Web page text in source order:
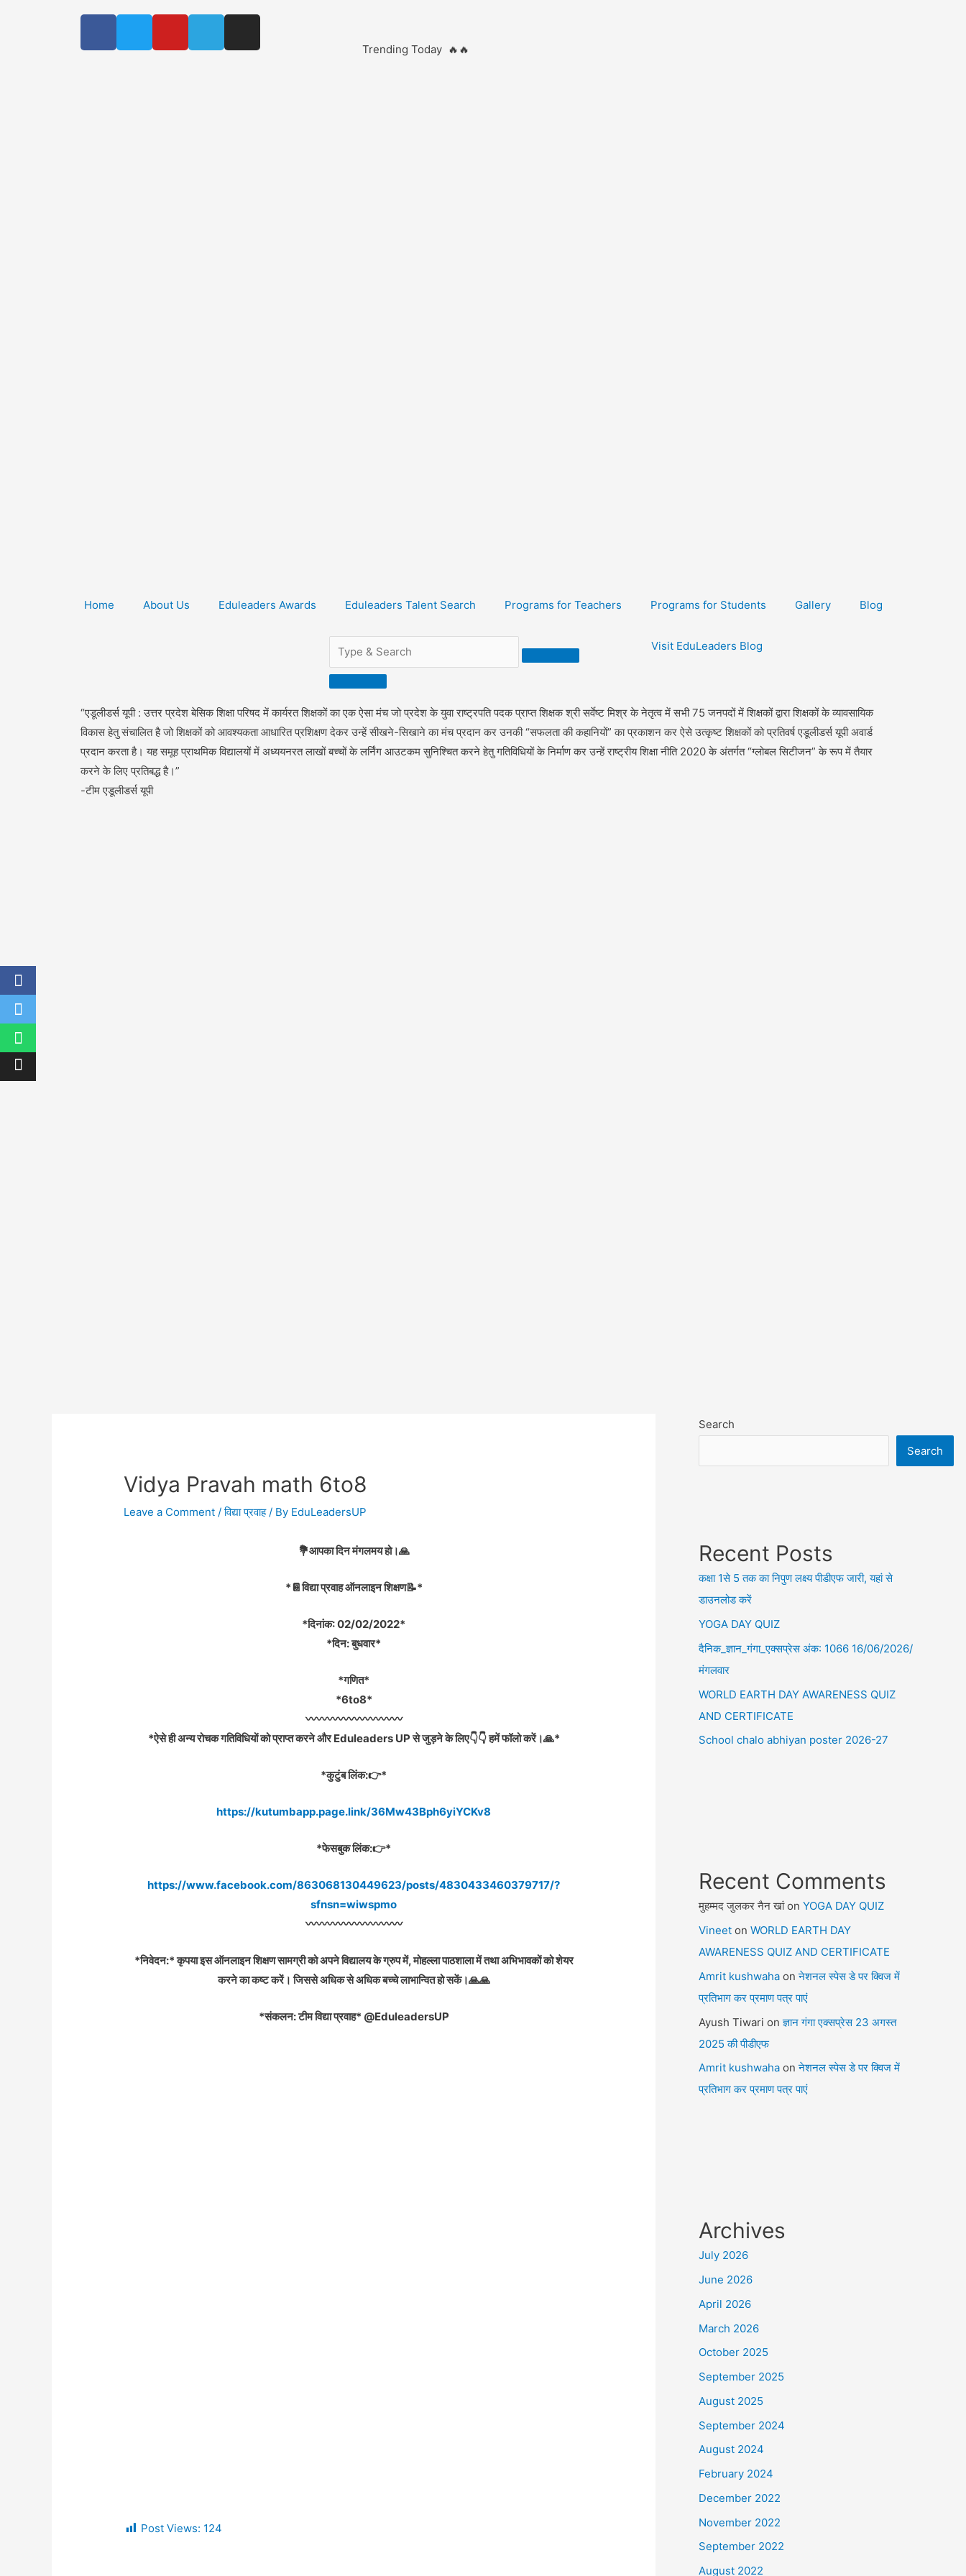
Trending Today 🔥🔥
Home About Us Eduleaders Awards Eduleaders Talent Search Programs for Teachers Programs for Students Gallery Blog
Visit EduLeaders Blog
“एडूलीडर्स यूपी : उत्तर प्रदेश बेसिक शिक्षा परिषद में कार्यरत शिक्षकों का एक ऐसा मंच जो प्रदेश के युवा राष्ट्रपति पदक प्राप्त शिक्षक श्री सर्वेष्ट मिश्र के नेतृत्व में सभी 75 जनपदों में शिक्षकों द्वारा शिक्षकों के व्यावसायिक
विकास हेतु संचालित है जो शिक्षकों को आवश्यकता आधारित प्रशिक्षण देकर उन्हें सीखने-सिखाने का मंच प्रदान कर उनकी “सफलता की कहानियों” का प्रकाशन कर ऐसे उत्कृष्ट शिक्षकों को प्रतिवर्ष एडूलीडर्स यूपी अवार्ड
प्रदान करता है। यह समूह प्राथमिक विद्यालयों में अध्ययनरत लाखों बच्चों के लर्निंग आउटकम सुनिश्चित करने हेतु गतिविधियों के निर्माण कर उन्हें राष्ट्रीय शिक्षा नीति 2020 के अंतर्गत “ग्लोबल सिटीजन” के रूप में तैयार
करने के लिए प्रतिबद्ध है।”
-टीम एडूलीडर्स यूपी
Vidya Pravah math 6to8
Leave a Comment /विद्या प्रवाह/ By EduLeadersUP
💐आपका दिन मंगलमय हो।🙏
*📔विद्या प्रवाह ऑनलाइन शिक्षण📝*
*दिनांक: 02/02/2022*
*दिन: बुधवार*
*गणित*
*6to8*
〰️〰️〰️〰️〰️〰️〰️〰️〰️
*ऐसे ही अन्य रोचक गतिविधियों को प्राप्त करने और Eduleaders UP से जुड़ने के लिए👇👇 हमें फॉलो करें।🙏*
*कुटुंब लिंक:👉*
https://kutumbapp.page.link/36Mw43Bph6yiYCKv8
*फेसबुक लिंक:👉*
https://www.facebook.com/863068130449623/posts/4830433460379717/?
sfnsn=wiwspmo
〰️〰️〰️〰️〰️〰️〰️〰️〰️
*निवेदन:* कृपया इस ऑनलाइन शिक्षण सामग्री को अपने विद्यालय के ग्रुप में, मोहल्ला पाठशाला में तथा अभिभावकों को शेयर
करने का कष्ट करें। जिससे अधिक से अधिक बच्चे लाभान्वित हो सकें।🙏🙏
*संकलन: टीम विद्या प्रवाह* @EduleadersUP
Post Views: 124
Search
Search
Recent Posts
कक्षा 1से 5 तक का निपुण लक्ष्य पीडीएफ जारी, यहां से
डाउनलोड करें
YOGA DAY QUIZ
दैनिक_ज्ञान_गंगा_एक्सप्रेस अंक: 1066 16/06/2026/
मंगलवार
WORLD EARTH DAY AWARENESS QUIZ
AND CERTIFICATE
School chalo abhiyan poster 2026-27
Recent Comments
मुहम्मद जुलकर नैन खांon YOGA DAY QUIZ
Vineet on WORLD EARTH DAY
AWARENESS QUIZ AND CERTIFICATE
Amrit kushwaha onनेशनल स्पेस डे पर क्विज में
प्रतिभाग कर प्रमाण पत्र पाएं
Ayush Tiwari onज्ञान गंगा एक्सप्रेस 23 अगस्त
2025 की पीडीएफ
Amrit kushwaha onनेशनल स्पेस डे पर क्विज में
प्रतिभाग कर प्रमाण पत्र पाएं
Archives
July 2026
June 2026
April 2026
March 2026
October 2025
September 2025
August 2025
September 2024
August 2024
February 2024
December 2022
November 2022
September 2022
August 2022